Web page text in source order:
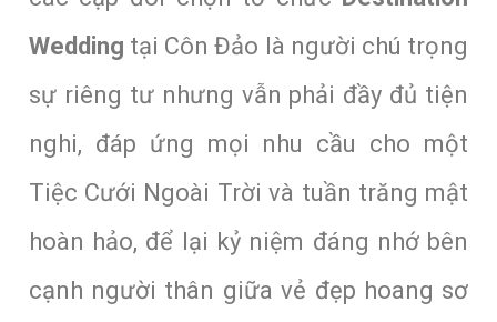
Wedding tại Côn Đảo là người chú trọng
sự riêng tư nhưng vẫn phải đầy đủ tiện
nghi, đáp ứng mọi nhu cầu cho một
Tiệc Cưới Ngoài Trời và tuần trăng mật
hoàn hảo, để lại kỷ niệm đáng nhớ bên
cạnh người thân giữa vẻ đẹp hoang sơ